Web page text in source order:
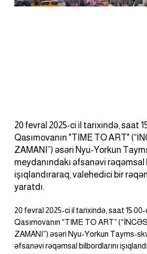
20 fevral 2025-ci il tarixində, saat
Qasımovanın "TIME TO ART"
ZAMANI”) əsəri Nyu-Yorkun
meydanındakı əfsanəvi rəqəmsal
işıqlandıraraq, valehedici bir
yaratdı.
20 fevral 2025-ci il tarixində, saat
Qasımovanın “TIME TO ART”
ZAMANI”) əsəri Nyu-Yorkun Tayms-
əfsanəvi rəqəmsal bilbordlarını